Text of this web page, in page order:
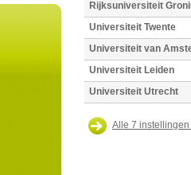
Rijksuniversiteit
Universiteit Twente
Universiteit van
Universiteit Leiden
Universiteit Utrecht
Alle 7